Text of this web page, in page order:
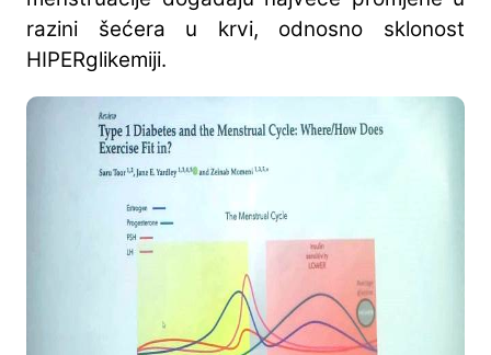
razini šećera u krvi, odnosno sklonost
HIPERglikemiji.